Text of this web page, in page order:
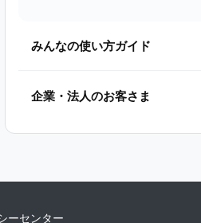
みんなの使い方ガイド
企業・法人のお客さま
ーセンター